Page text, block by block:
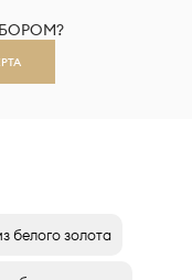
белого золота